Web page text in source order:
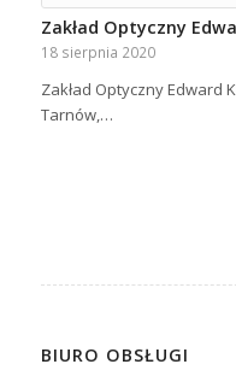
Zakład Optyczny
18 sierpnia 2020
Zakład Optyczny Edward
Tarnów,…
BIURO OBSŁUGI